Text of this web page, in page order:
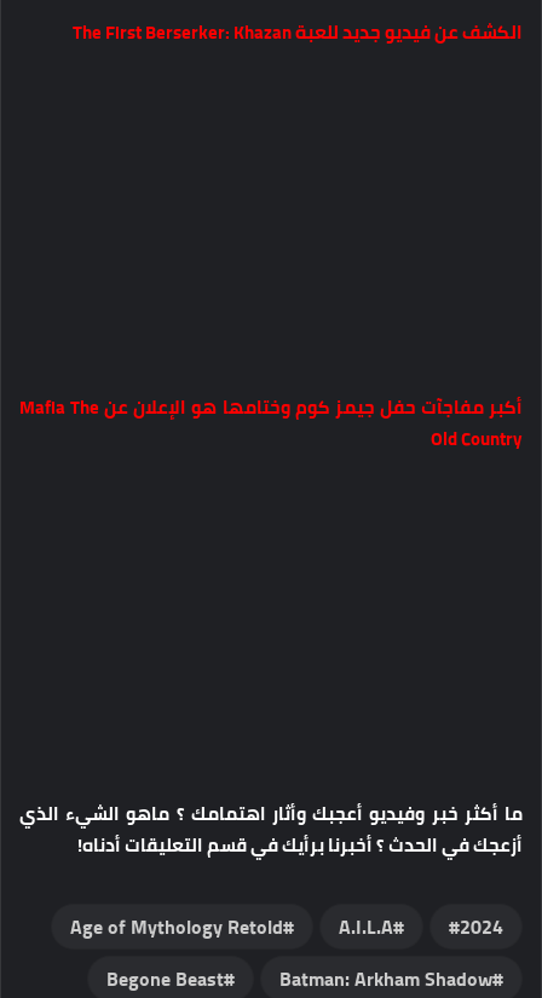
الكشف عن فيديو جديد للعبة The First Berserker: Khazan
أكبر مفاجآت حفل جيمز كوم وختامها هو الإعلان عن Mafia The
Old Country
ما أكثر خبر وفيديو أعجبك وأثار اهتمامك ؟ ماهو الشيء الذي
أزعجك في الحدث ؟ أخبرنا برأيك في قسم التعليقات أدناه!
2024
A.I.L.A
Age of Mythology Retold
Batman: Arkham Shadow
Begone Beast